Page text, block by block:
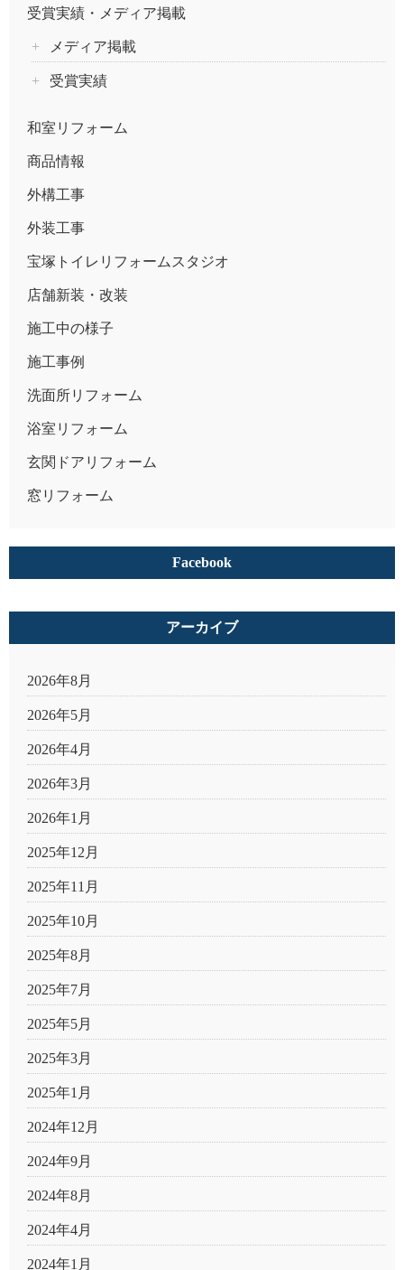
受賞実績・メディア掲載
メディア掲載
受賞実績
和室リフォーム
商品情報
外構工事
外装工事
宝塚トイレリフォームスタジオ
店舗新装・改装
施工中の様子
施工事例
洗面所リフォーム
浴室リフォーム
玄関ドアリフォーム
窓リフォーム
Facebook
アーカイブ
2026年8月
2026年5月
2026年4月
2026年3月
2026年1月
2025年12月
2025年11月
2025年10月
2025年8月
2025年7月
2025年5月
2025年3月
2025年1月
2024年12月
2024年9月
2024年8月
2024年4月
2024年1月